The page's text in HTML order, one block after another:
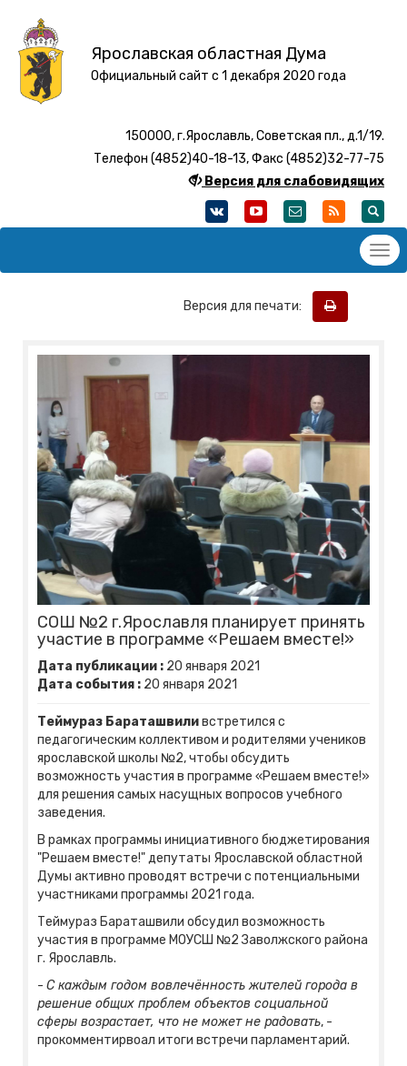
Ярославская областная Дума
Официальный сайт с 1 декабря 2020 года
150000, г.Ярославль, Советская пл., д.1/19.
Телефон (4852)40-18-13, Факс (4852)32-77-75
Версия для слабовидящих
Версия для печати:
СОШ №2 г.Ярославля планирует принять
участие в программе «Решаем вместе!»
Дата публикации : 20 января 2021
Дата события : 20 января 2021
Теймураз Бараташвиливстретился с
педагогическим коллективом и родителями учеников
ярославской школы №2, чтобы обсудить
возможность участия в программе «Решаем вместе!»
для решения самых насущных вопросов учебного
заведения.
В рамках программы инициативного бюджетирования
"Решаем вместе!" депутаты Ярославской областной
Думы активно проводят встречи с потенциальными
участниками программы 2021 года.
Теймураз Бараташвили обсудил возможность
участия в программе МОУСШ №2 Заволжского района
г. Ярославль.
- С каждым годом вовлечённость жителей города в
решение общих проблем объектов социальной
сферы возрастает, что не может не радовать, -
прокомментирвоал итоги встречи парламентарий.